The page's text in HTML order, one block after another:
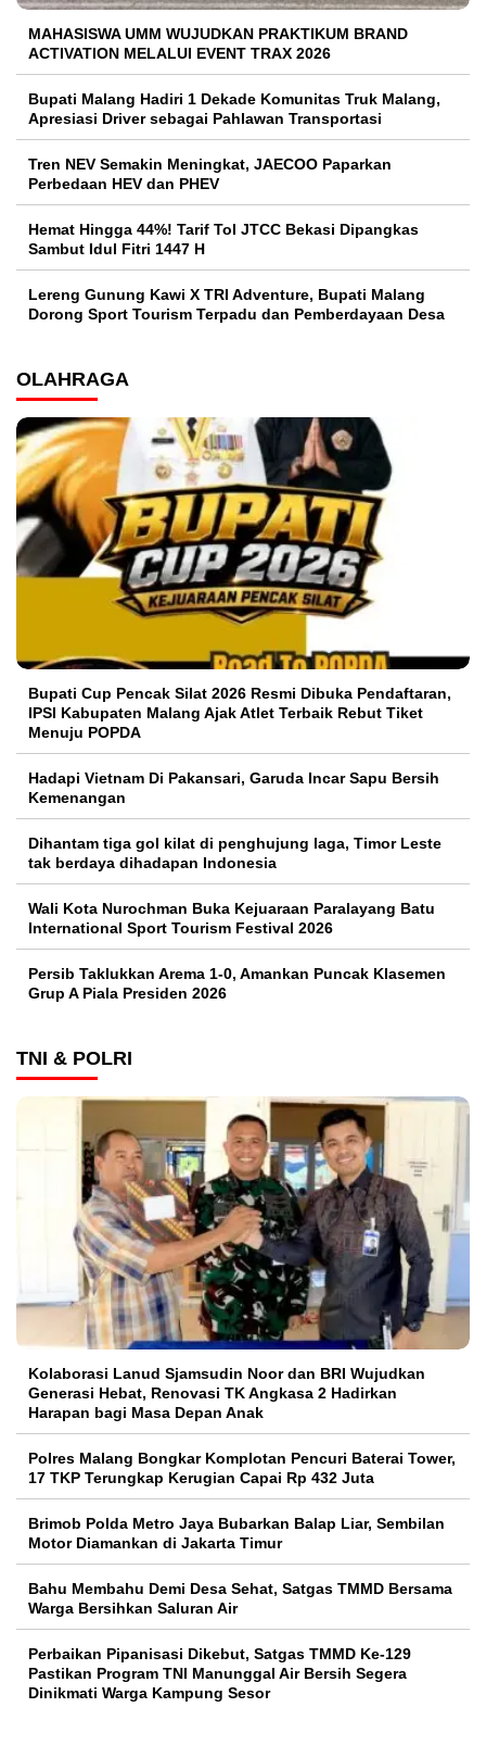
MAHASISWA UMM WUJUDKAN PRAKTIKUM BRAND
ACTIVATION MELALUI EVENT TRAX 2026
Bupati Malang Hadiri 1 Dekade Komunitas Truk Malang,
Apresiasi Driver sebagai Pahlawan Transportasi
Tren NEV Semakin Meningkat, JAECOO Paparkan
Perbedaan HEV dan PHEV
Hemat Hingga 44%! Tarif Tol JTCC Bekasi Dipangkas
Sambut Idul Fitri 1447 H
Lereng Gunung Kawi X TRI Adventure, Bupati Malang
Dorong Sport Tourism Terpadu dan Pemberdayaan Desa
OLAHRAGA
Bupati Cup Pencak Silat 2026 Resmi Dibuka Pendaftaran,
IPSI Kabupaten Malang Ajak Atlet Terbaik Rebut Tiket
Menuju POPDA
Hadapi Vietnam Di Pakansari, Garuda Incar Sapu Bersih
Kemenangan
Dihantam tiga gol kilat di penghujung laga, Timor Leste
tak berdaya dihadapan Indonesia
Wali Kota Nurochman Buka Kejuaraan Paralayang Batu
International Sport Tourism Festival 2026
Persib Taklukkan Arema 1-0, Amankan Puncak Klasemen
Grup A Piala Presiden 2026
TNI & POLRI
Kolaborasi Lanud Sjamsudin Noor dan BRI Wujudkan
Generasi Hebat, Renovasi TK Angkasa 2 Hadirkan
Harapan bagi Masa Depan Anak
Polres Malang Bongkar Komplotan Pencuri Baterai Tower,
17 TKP Terungkap Kerugian Capai Rp 432 Juta
Brimob Polda Metro Jaya Bubarkan Balap Liar, Sembilan
Motor Diamankan di Jakarta Timur
Bahu Membahu Demi Desa Sehat, Satgas TMMD Bersama
Warga Bersihkan Saluran Air
Perbaikan Pipanisasi Dikebut, Satgas TMMD Ke-129
Pastikan Program TNI Manunggal Air Bersih Segera
Dinikmati Warga Kampung Sesor